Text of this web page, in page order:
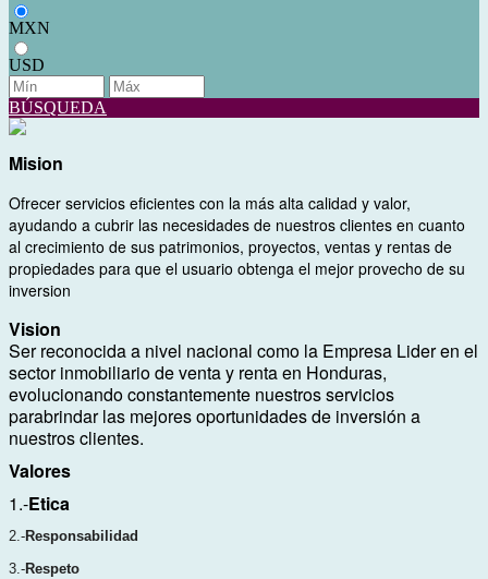
MXN
USD
BÚSQUEDA
Mision
Ofrecer servicios eficientes con la más alta calidad y valor,
ayudando a cubrir las necesidades de nuestros clientes en cuanto
al crecimiento de sus patrimonios, proyectos, ventas y rentas de
propiedades para que el usuario obtenga el mejor provecho de su
inversion
Vision
Ser reconocida a nivel nacional como la Empresa Lider en el
sector inmobiliario de venta y renta en Honduras,
evolucionando constantemente nuestros servicios
parabrindar las mejores oportunidades de inversión a
nuestros clientes.
Valores
1.-Etica
2.-Responsabilidad
3.-Respeto